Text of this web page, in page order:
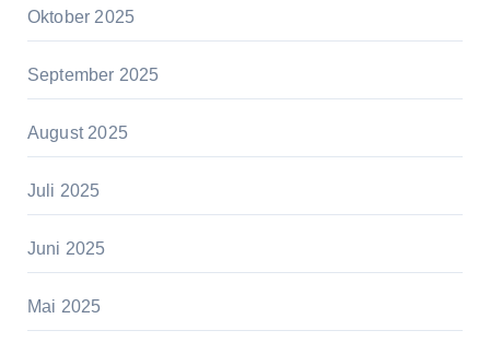
Oktober 2025
September 2025
August 2025
Juli 2025
Juni 2025
Mai 2025